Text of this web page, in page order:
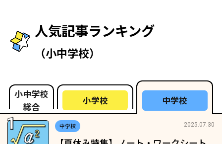
人気記事ランキング
（小中学校）
小中学校
総合
小学校 中学校
中学校 2025.07.30